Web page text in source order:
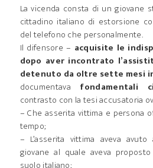
La vicenda consta di un giovane
cittadino italiano di estorsione
del telefono che personalmente.
Il difensore – acquisite le
dopo aver incontrato
detenuto da oltre sette mesi
documentava fondamentali
contrasto con la tesi accusatoria
– Che asserita vittima e persona
tempo;
– L’asserita vittima aveva
giovane al quale aveva